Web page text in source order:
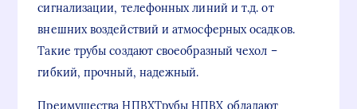
сигнализации, телефонных линий и т.д. от
внешних воздействий и атмосферных осадков.
Такие трубы создают своеобразный чехол –
гибкий, прочный, надежный.
Преимущества НПВХТрубы НПВХ обладают